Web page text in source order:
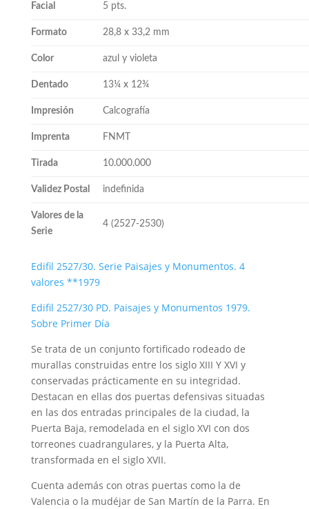
Facial 5 pts.
Formato 28,8 x 33,2 mm
Color azul y violeta
Dentado 13¼ x 12¾
Impresión Calcografía
Imprenta FNMT
Tirada 10.000.000
Validez Postal indefinida
Valores de la
Serie
4 (2527-2530)
Edifil 2527/30. Serie Paisajes y Monumentos. 4
valores **1979
Edifil 2527/30 PD. Paisajes y Monumentos 1979.
Sobre Primer Día
Se trata de un conjunto fortificado rodeado de
murallas construidas entre los siglo XIII Y XVI y
conservadas prácticamente en su integridad.
Destacan en ellas dos puertas defensivas situadas
en las dos entradas principales de la ciudad, la
Puerta Baja, remodelada en el siglo XVI con dos
torreones cuadrangulares, y la Puerta Alta,
transformada en el siglo XVII.
Cuenta además con otras puertas como la de
Valencia o la mudéjar de San Martín de la Parra. En